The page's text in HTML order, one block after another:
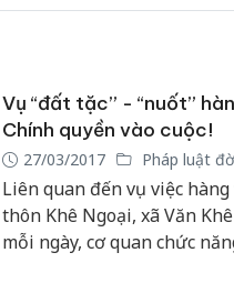
Vụ “đất tặc” - “nuốt”
Chính quyền vào cuộc!
27/03/2017 Pháp luật
Liên quan đến vụ việc
thôn Khê Ngoại, xã Văn
mỗi ngày, cơ quan chức